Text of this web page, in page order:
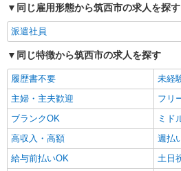
同じ雇用形態から筑西市の求人を探す
派遣社員
同じ特徴から筑西市の求人を探す
履歴書不要
未経
主婦・主夫歓迎
フリ
ブランクOK
ミド
高収入・高額
週払
給与前払いOK
土日